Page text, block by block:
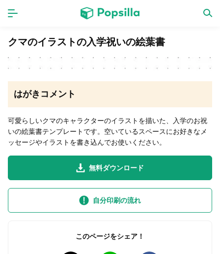
ホーム アプリ
LINE無料スタンプ
クマのイラストの入学祝いの絵葉書
はがきコメント
可愛らしいクマのキャラクターのイラストを描いた、入学のお祝
いの絵葉書テンプレートです。空いているスペースにお好きなメ
ッセージやイラストを書き込んでお使いください。
無料ダウンロード
自分印刷の流れ
このページをシェア！